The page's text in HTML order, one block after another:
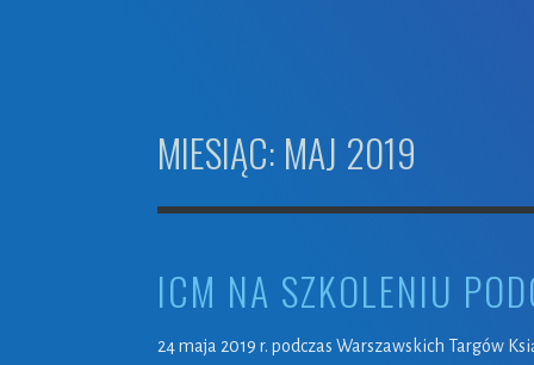
MIESIĄC: MAJ 2019
ICM NA SZKOLENIU
24 maja 2019 r. podczas Warszawskich Targów